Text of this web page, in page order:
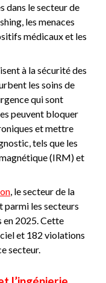
dans le secteur de
les menaces
médicaux et les
à la sécurité des
les soins de
qui sont
peuvent bloquer
et mettre
tels que les
(IRM) et
, le secteur de la
parmi les secteurs
en 2025. Cette
et 182 violations
secteur.